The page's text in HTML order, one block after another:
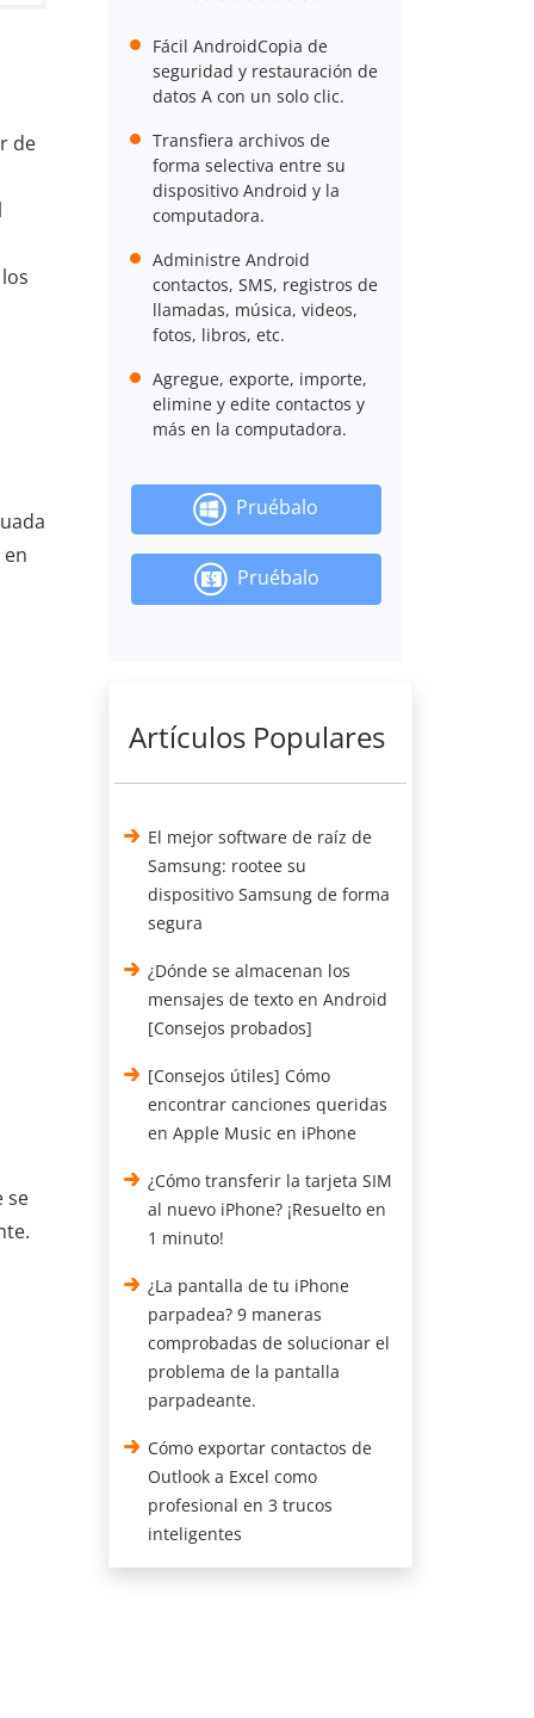
de
se
Fácil AndroidCopia de
seguridad y restauración de
datos A con un solo clic.
Transfiera archivos de
forma selectiva entre su
dispositivo Android y la
computadora.
Administre Android
contactos, SMS, registros de
llamadas, música, videos,
fotos, libros, etc.
Agregue, exporte, importe,
elimine y edite contactos y
más en la computadora.
Pruébalo
Pruébalo
Artículos Populares
El mejor software de raíz de
Samsung: rootee su
dispositivo Samsung de forma
segura
¿Dónde se almacenan los
mensajes de texto en Android
[Consejos probados]
[Consejos útiles] Cómo
encontrar canciones queridas
en Apple Music en iPhone
¿Cómo transferir la tarjeta SIM
al nuevo iPhone? ¡Resuelto en
1 minuto!
¿La pantalla de tu iPhone
parpadea? 9 maneras
comprobadas de solucionar el
problema de la pantalla
parpadeante.
Cómo exportar contactos de
Outlook a Excel como
profesional en 3 trucos
inteligentes